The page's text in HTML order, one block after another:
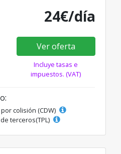
24€/día
Ver oferta
Incluye tasas e
impuestos. (VAT)
colisión (CDW)
terceros(TPL)